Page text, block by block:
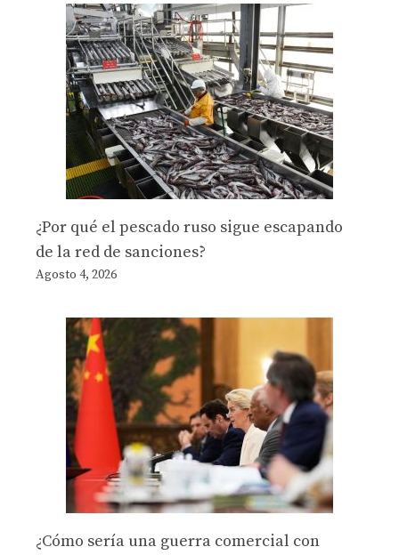
¿Por qué el pescado ruso sigue escapando
de la red de sanciones?
Agosto 4, 2026
¿Cómo sería una guerra comercial con